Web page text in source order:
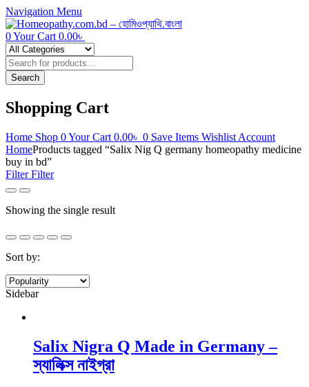
Navigation Menu
0Your Cart 0.00৳
Products
search
Search
Shopping Cart
Home Shop 0Your Cart 0.00৳ 0 Save Items Wishlist Account
HomeProducts tagged “Salix Nig Q germany homeopathy medicine
buy in bd”
FilterFilter
Showing the single result
Sort by:
Sidebar
Salix Nigra Q Made in Germany –
স্যালিক্স নাইগ্রা